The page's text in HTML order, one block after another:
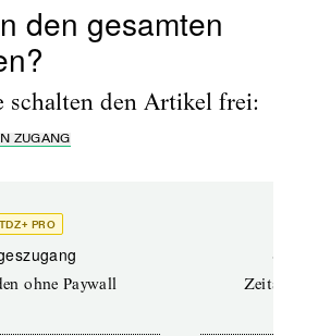
den gesamten
schalten den Artikel frei:
ZUGANG
TDZ+ PRO
ohne Paywall